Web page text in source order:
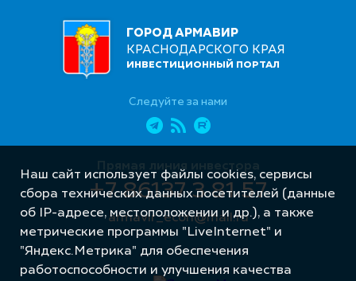
ГОРОД АРМАВИР
КРАСНОДАРСКОГО КРАЯ
ИНВЕСТИЦИОННЫЙ ПОРТАЛ
Следуйте за нами
Прямая линия инвестора
+7 86137 3 81 57
armavir_econ@mail.ru
Наш сайт использует файлы cookies, сервисы
сбора технических данных посетителей (данные
об IP-адресе, местоположении и др.), а также
метрические программы "LiveInternet" и
"Яндекс.Метрика" для обеспечения
работоспособности и улучшения качества